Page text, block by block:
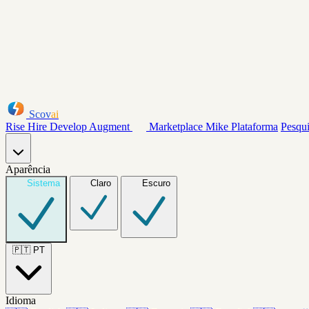
Scovai
Rise Hire Develop Augment Marketplace Mike Plataforma
Aparência
Sistema Claro Escuro
🇵🇹 PT
Idioma